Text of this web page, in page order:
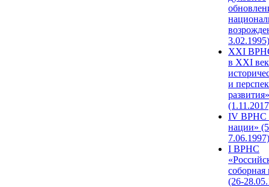
3.02.1995)
XХI
в XXI
и
развития»
IV ВРНС
нации»
7.06.1997)
I ВРНС
(26-